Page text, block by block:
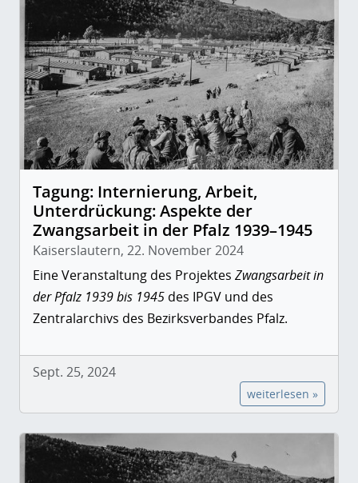
Tagung: Internierung, Arbeit,
Unterdrückung: Aspekte der
Zwangsarbeit in der Pfalz 1939–1945
Kaiserslautern, 22. November 2024
Eine Veranstaltung des Projektes Zwangsarbeit in
der Pfalz 1939 bis 1945 des IPGV und des
Zentralarchivs des Bezirksverbandes Pfalz.
Sept. 25, 2024
weiterlesen »